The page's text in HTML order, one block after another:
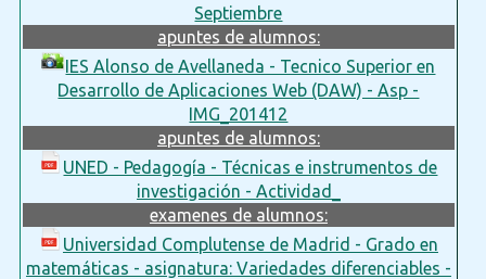
Septiembre
apuntes de alumnos:
IES Alonso de Avellaneda - Tecnico Superior en
Desarrollo de Aplicaciones Web (DAW) - Asp -
IMG_201412
apuntes de alumnos:
UNED - Pedagogía - Técnicas e instrumentos de
investigación - Actividad_
examenes de alumnos:
Universidad Complutense de Madrid - Grado en
matemáticas - asignatura: Variedades diferenciables -